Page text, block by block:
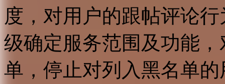
度，对用户的跟帖评论
级确定服务范围及功能
单，停止对列入黑名单